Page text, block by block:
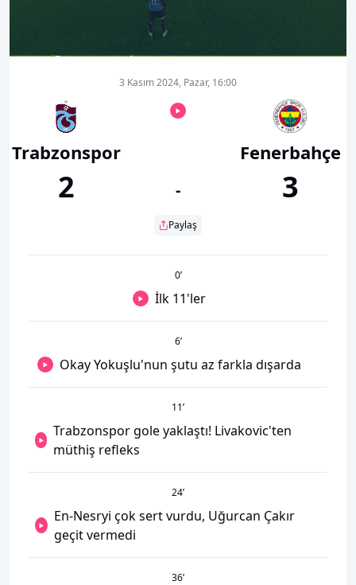
Trabzonspor
2
3 Kasım 2024, Pazar, 16:00
-
Paylaş
Fenerbahçe
3
0’
İlk 11'ler
6’
Okay Yokuşlu'nun şutu az farkla dışarda
11’
Trabzonspor gole yaklaştı! Livakovic'ten
müthiş refleks
24’
En-Nesryi çok sert vurdu, Uğurcan Çakır
geçit vermedi
36’